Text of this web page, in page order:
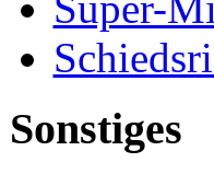
Sonstiges